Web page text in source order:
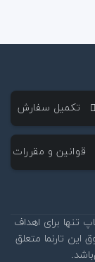
‌ تکمیل سفارش
‌ قوانین و مقررات
تنها برای اهداف
تارنما متعلق